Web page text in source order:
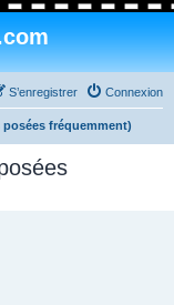
Connexion
S’enregistrer
fréquemment)